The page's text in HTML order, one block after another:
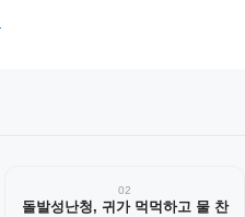
02
돌발성난청, 귀가 먹먹하고 물 찬